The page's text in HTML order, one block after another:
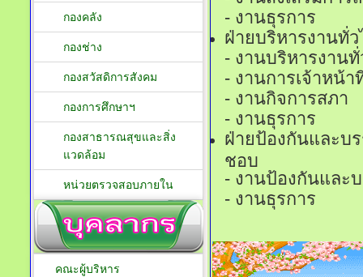
- งานธุรการ
ฝ่ายบริหารงานทั่
- งานบริหารงาน
- งานการเจ้าหน้า
- งานกิจการสภา
- งานธุรการ
ฝ่ายป้องกันและบ
ชอบ
- งานป้องกันและ
- งานธุรการ
กองคลัง
กองช่าง
กองสวัสดิการสังคม
กองการศึกษาฯ
กองสาธารณสุขและสิ่ง
แวดล้อม
หน่วยตรวจสอบภายใน
คณะผู้บริหาร